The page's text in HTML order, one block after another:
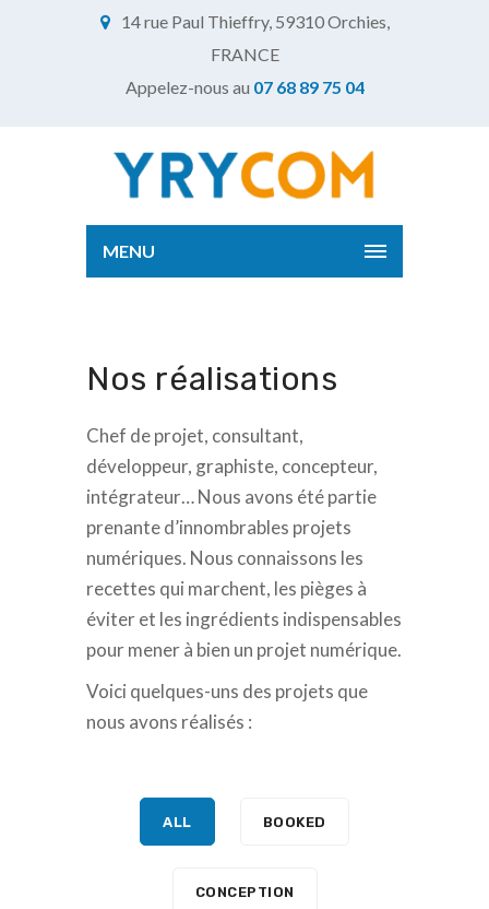
14 rue Paul Thieffry, 59310 Orchies,
FRANCE
Appelez-nous au 07 68 89 75 04
MENU
Nos réalisations
Chef de projet, consultant,
développeur, graphiste, concepteur,
intégrateur… Nous avons été partie
prenante d’innombrables projets
numériques. Nous connaissons les
recettes qui marchent, les pièges à
éviter et les ingrédients indispensables
pour mener à bien un projet numérique.
Voici quelques-uns des projets que
nous avons réalisés :
ALL BOOKED
CONCEPTION